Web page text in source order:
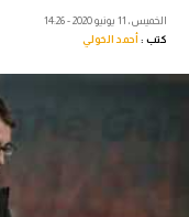
فانتازي في الجول
عدسات
الخميس، 11 يونيو 2020 - 14:26
كتب : أحمد الخولي